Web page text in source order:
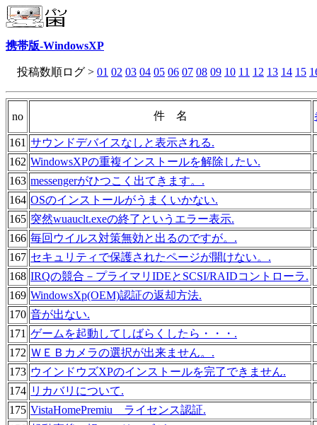
携帯版-WindowsXP
投稿数順ログ > 01 02 03 04 05 06 07 08 09 10 11 12 13 14 15
no 件 名
161 サウンドデバイスなしと表示される.
162 WindowsXPの重複インストールを解除したい.
163 messengerがひつこく出てきます。.
164 OSのインストールがうまくいかない.
165 突然wuauclt.exeの終了というエラー表示.
166 毎回ウイルス対策無効と出るのですが。.
167 セキュリティで保護されたページが開けない。.
168 IRQの競合－プライマリIDEとSCSI/RAIDコントローラ.
169 WindowsXp(OEM)認証の返却方法.
170 音が出ない.
171 ゲームを起動してしばらくしたら・・・.
172 ＷＥＢカメラの選択が出来ません。.
173 ウインドウズXPのインストールを完了できません.
174 リカバリについて.
175 VistaHomePremiu ライセンス認証.